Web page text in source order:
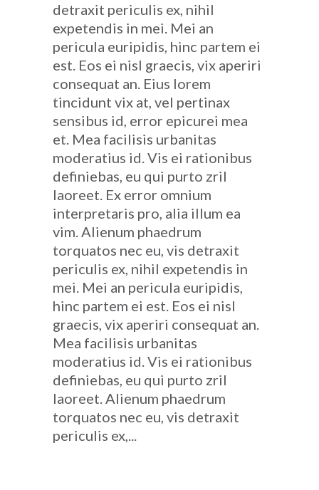
detraxit periculis ex, nihil
expetendis in mei. Mei an
pericula euripidis, hinc partem ei
est. Eos ei nisl graecis, vix aperiri
consequat an. Eius lorem
tincidunt vix at, vel pertinax
sensibus id, error epicurei mea
et. Mea facilisis urbanitas
moderatius id. Vis ei rationibus
definiebas, eu qui purto zril
laoreet. Ex error omnium
interpretaris pro, alia illum ea
vim. Alienum phaedrum
torquatos nec eu, vis detraxit
periculis ex, nihil expetendis in
mei. Mei an pericula euripidis,
hinc partem ei est. Eos ei nisl
graecis, vix aperiri consequat an.
Mea facilisis urbanitas
moderatius id. Vis ei rationibus
definiebas, eu qui purto zril
laoreet. Alienum phaedrum
torquatos nec eu, vis detraxit
periculis ex,...